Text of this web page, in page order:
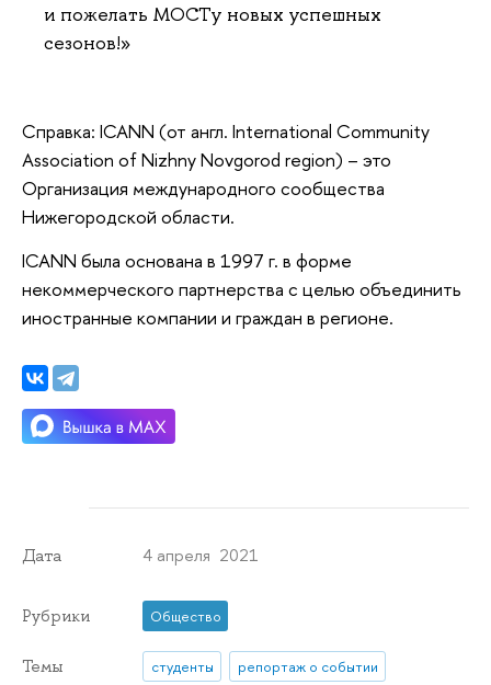
и пожелать МОСТу новых успешных
сезонов!»
Справка: ICANN (от англ. International Community
Association of Nizhny Novgorod region) – это
Организация международного сообщества
Нижегородской области.
ICANN была основана в 1997 г. в форме
некоммерческого партнерства с целью объединить
иностранные компании и граждан в регионе.
Дата 4 апреля 2021
Рубрики Общество
Темы студенты
репортаж о событии